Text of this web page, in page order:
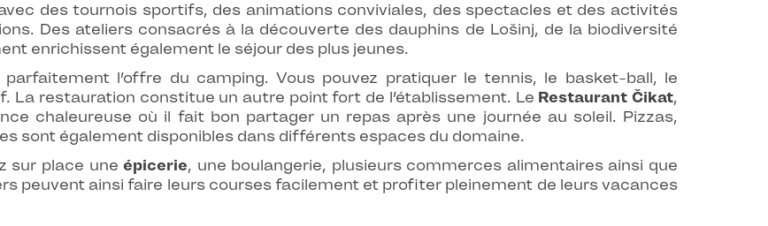
des tournois sportifs, des animations conviviales, des spectacles et des activités
Des ateliers consacrés à la découverte des dauphins de Lošinj, de la biodiversité
enrichissent également le séjour des plus jeunes.
l’offre du camping. Vous pouvez pratiquer le tennis, le basket-ball, le
La restauration constitue un autre point fort de l’établissement. Le Restaurant Čikat,
chaleureuse où il fait bon partager un repas après une journée au soleil. Pizzas,
sont également disponibles dans différents espaces du domaine.
sur place uneépicerie, une boulangerie, plusieurs commerces alimentaires ainsi que
peuvent ainsi faire leurs courses facilement et profiter pleinement de leurs vacances